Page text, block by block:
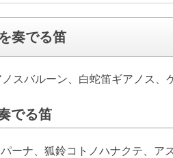
奏でる笛
スバルーン、白蛇笛ギアノス、
でる笛
ーナ、狐鈴コトノハナクテ、ア